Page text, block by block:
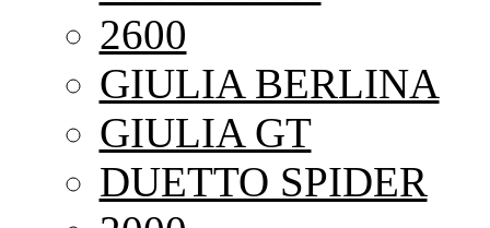
2600
GIULIA BERLINA
GIULIA GT
DUETTO SPIDER